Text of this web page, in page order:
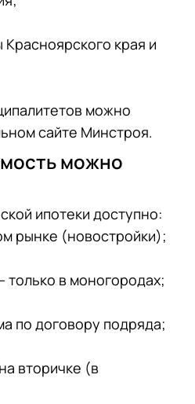
края и
можно
сайте Минстроя.
можно
ипотеки доступно:
рынке (новостройки);
в моногородах;
по договору подряда;
вторичке (в